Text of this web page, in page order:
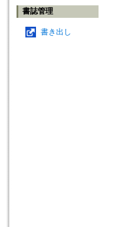
書誌管理
書き出し